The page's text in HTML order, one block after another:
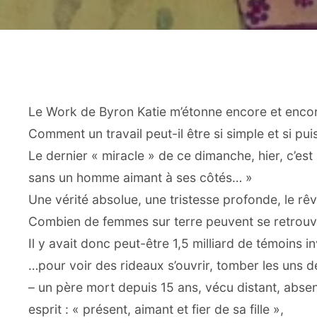
Le Work de Byron Katie m’étonne encore et
Comment un travail peut-il être si simple et si
Le dernier « miracle » de ce dimanche, hier,
sans un homme aimant à ses côtés… »
Une vérité absolue, une tristesse profonde, le
Combien de femmes sur terre peuvent se
Il y avait donc peut-être 1,5 milliard de témoins
…pour voir des rideaux s’ouvrir, tomber les uns
– un père mort depuis 15 ans, vécu distant,
esprit : « présent, aimant et fier de sa fille »,